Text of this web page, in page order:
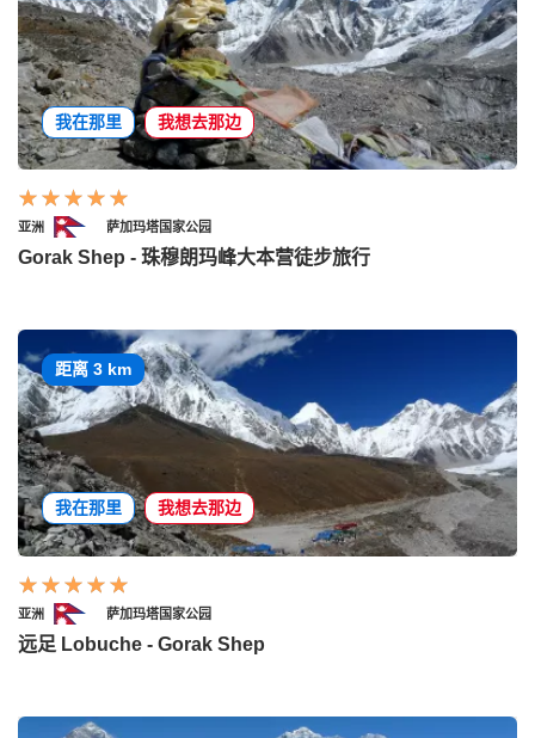
我在那里 我想去那边
亚洲 萨加玛塔国家公园
Gorak Shep - 珠穆朗玛峰大本营徒步旅行
距离 3 km
我在那里 我想去那边
亚洲 萨加玛塔国家公园
远足 Lobuche - Gorak Shep